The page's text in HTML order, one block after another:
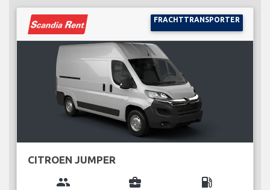
FRACHTTRANSPORTER
CITROEN JUMPER
group business_center local_gas_station